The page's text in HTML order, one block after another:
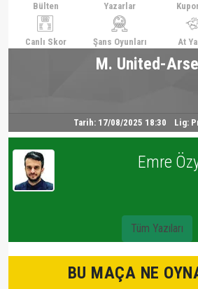
Bülten Yazarlar
Canlı Skor Şans Oyunları At
M. United-
Tarih: 17/08/2025 18:30 Lig:
Emre
Tüm Yazıları
BU MAÇA NE